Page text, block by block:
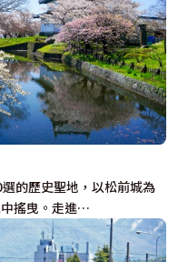
的歷史聖地，以松前城為
搖曳。走進…